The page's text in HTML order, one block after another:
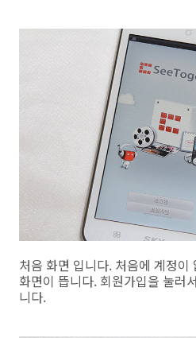
처음 화면 입니다. 처음에 계정이
화면이 뜹니다. 회원가입을 눌러
니다.